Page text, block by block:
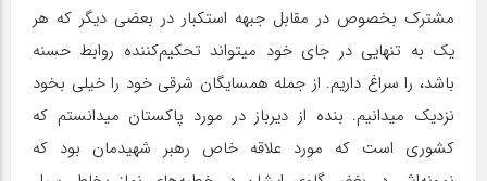
مشترک بخصوص در مقابل جبهه استکبار در بعضی دیگر که هر
یک به تنهایی در جای خود میتواند تحکیم‌کننده روابط حسنه
باشد، را سراغ داریم. از جمله همسایگان شرقی خود را خیلی بخود
نزدیک میدانیم. بنده از دیرباز در مورد پاکستان میدانستم که
کشوری است که مورد علاقه خاص رهبر شهیدمان بود که